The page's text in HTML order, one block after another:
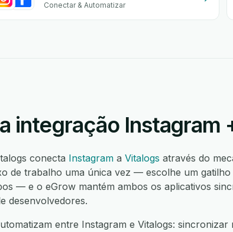
Conectar & Automatizar
integração Instagram
conecta Instagram a Vitalogs através do
de trabalho uma única vez — escolhe um
— e o eGrow mantém ambos os aplicativos
desenvolvedores.
entre Instagram e Vitalogs: